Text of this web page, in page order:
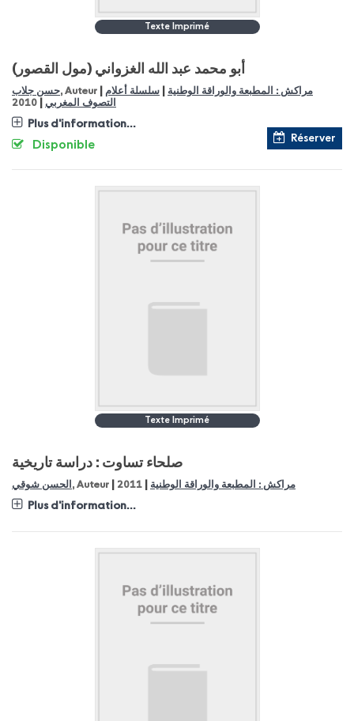
Texte Imprimé
أبو محمد عبد الله الغزواني (مول القصور)
حسن جلاب, Auteur مراكش : المطبعة والوراقة الوطنية
سلسلة أعلام
التصوف المغربي
2010
Plus d'information...
Réserver
Disponible
Texte Imprimé
صلحاء تساوت : دراسة تاريخية
الحسن شوقي , Auteur مراكش : المطبعة والوراقة الوطنية 2011
Plus d'information...